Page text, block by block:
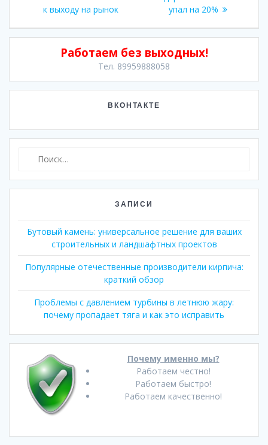
записям
к выходу на рынок
упал на 20%
Работаем без выходных!
Тел. 89959888058
ВКОНТАКТЕ
ЗАПИСИ
Бутовый камень: универсальное решение для ваших
строительных и ландшафтных проектов
Популярные отечественные производители кирпича:
краткий обзор
Проблемы с давлением турбины в летнюю жару:
почему пропадает тяга и как это исправить
Почему именно мы?
Работаем честно!
Работаем быстро!
Работаем качественно!